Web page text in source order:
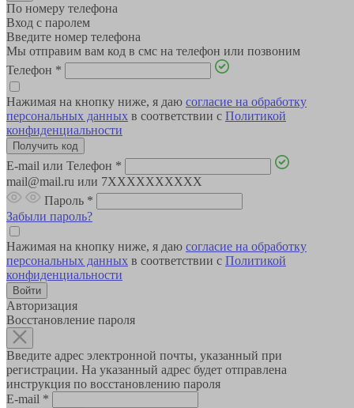
По номеру телефона
Вход с паролем
Введите номер телефона
Мы отправим вам код в смс на телефон или позвоним
Телефон *
Нажимая на кнопку ниже, я даю согласие на обработку
персональных данных в соответствии с Политикой
конфиденциальности
E-mail или Телефон *
mail@mail.ru или 7XXXXXXXXXX
Пароль *
Забыли пароль?
Нажимая на кнопку ниже, я даю согласие на обработку
персональных данных в соответствии с Политикой
конфиденциальности
Авторизация
Восстановление пароля
Введите адрес электронной почты, указанный при
регистрации. На указанный адрес будет отправлена
инструкция по восстановлению пароля
E-mail *